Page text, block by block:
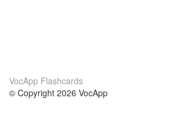
VocApp Flashcards
© Copyright 2026 VocApp